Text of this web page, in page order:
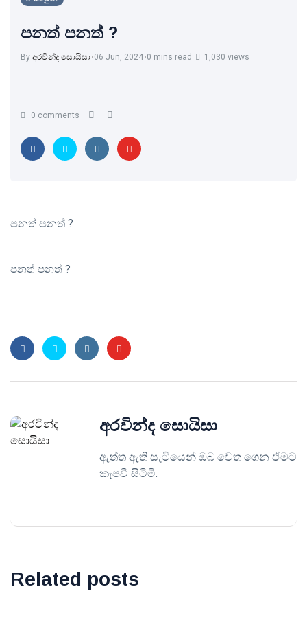
පනත් පනත් ?
By අරවින්ද සොයිසා 06 Jun, 2024 0 mins read 1,030 views
0 comments
පනත් පනත් ?
පනත් පනත් ?
අරවින්ද සොයිසා
ඇත්ත ඇති සැටියෙන් ඔබ වෙත ගෙන ඒමට
කැපවී සිටිමි.
Related posts